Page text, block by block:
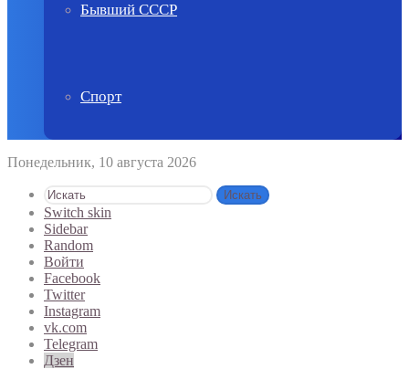
Бывший СССР
Спорт
Понедельник, 10 августа 2026
Искать
Switch skin
Sidebar
Random
Войти
Facebook
Twitter
Instagram
vk.com
Telegram
Дзен